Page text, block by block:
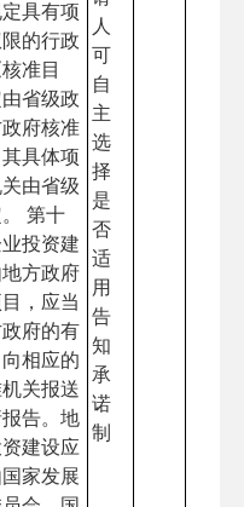
具有项
的行政
准目
省级政
府核准
具体项
由省级
第十
投资建
方政府
，应当
府的有
相应的
关报送
告。地
建设应
家发展
人
可
自
主
选
择
是
否
适
用
告
知
承
诺
制